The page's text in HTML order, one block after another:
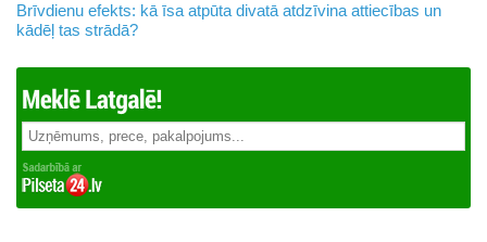
Brīvdienu efekts: kā īsa atpūta divatā atdzīvina attiecības un
kādēļ tas strādā?